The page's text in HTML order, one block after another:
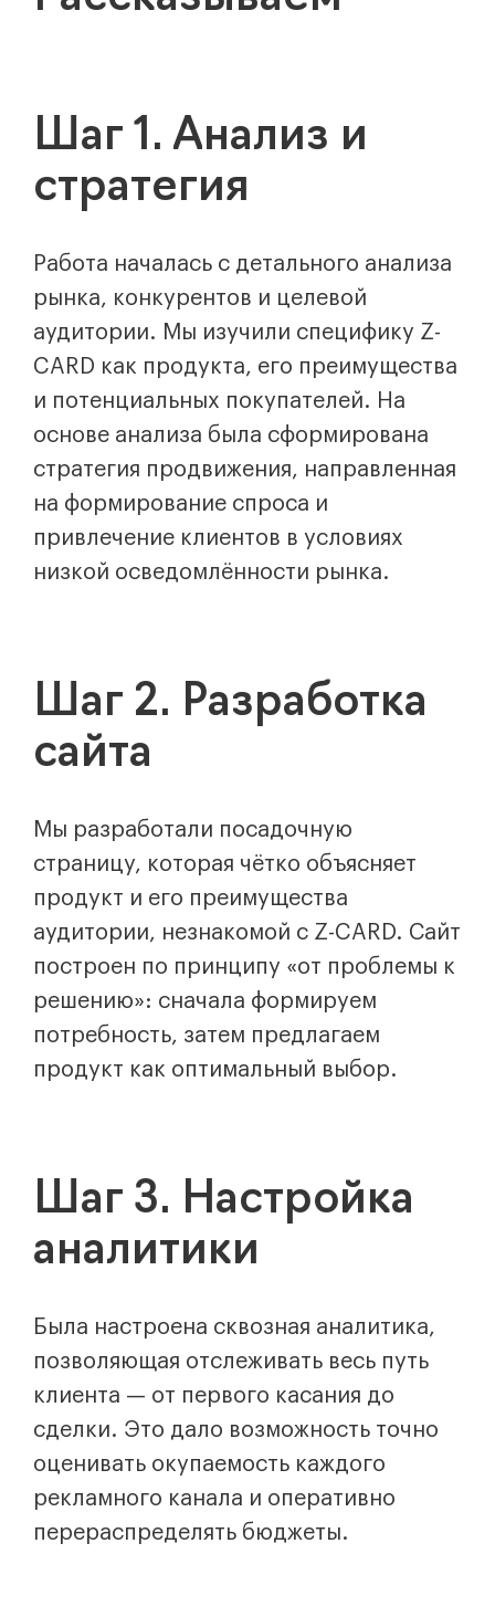
Шаг 1. Анализ и
стратегия
Работа началась с детального анализа
рынка, конкурентов и целевой
аудитории. Мы изучили специфику Z-
CARD как продукта, его преимущества
и потенциальных покупателей. На
основе анализа была сформирована
стратегия продвижения, направленная
на формирование спроса и
привлечение клиентов в условиях
низкой осведомлённости рынка.
Шаг 2. Разработка
сайта
Мы разработали посадочную
страницу, которая чётко объясняет
продукт и его преимущества
аудитории, незнакомой с Z-CARD. Сайт
построен по принципу «от проблемы к
решению»: сначала формируем
потребность, затем предлагаем
продукт как оптимальный выбор.
Шаг 3. Настройка
аналитики
Была настроена сквозная аналитика,
позволяющая отслеживать весь путь
клиента — от первого касания до
сделки. Это дало возможность точно
оценивать окупаемость каждого
рекламного канала и оперативно
перераспределять бюджеты.